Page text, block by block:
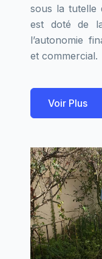
sous la tutelle
est doté de
l’autonomie
et commercial.
Voir Plus